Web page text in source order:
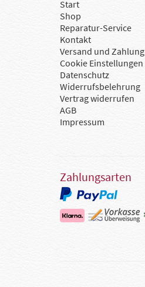
Start
Shop
Reparatur-Service
Kontakt
Versand und Zahlung
Cookie Einstellungen
Datenschutz
Widerrufsbelehrung
Vertrag widerrufen
AGB
Impressum
Zahlungsarten